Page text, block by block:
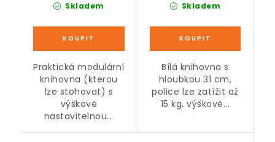
Skladem
Praktická modulární
knihovna (kterou
lze stohovat) s
výškově
nastavitelnou...
Skladem
Bílá knihovna s
hloubkou 31 cm,
police lze zatížit až
15 kg, výškově...